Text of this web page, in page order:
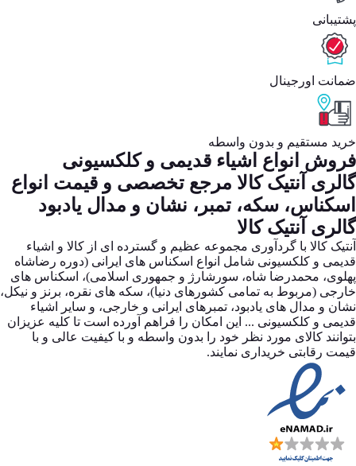
پشتیبانی
ضمانت اورجینال
خرید مستقیم و بدون واسطه
فروش انواع اشیاء قدیمی و کلکسیونی
گالری آنتیک کالا مرجع تخصصی و قیمت انواع
اسکناس، سکه، تمبر، نشان و مدال یادبود
گالری آنتیک کالا
آنتیک کالا با گردآوری مجموعه عظیم و گسترده ای از کالا و اشیاء
قدیمی و کلکسیونی شامل انواع اسکناس های ایرانی (دوره رضاشاه
پهلوی، محمدرضا شاه، سورشارژ و جمهوری اسلامی)، اسکناس های
خارجی (مربوط به تمامی کشورهای دنیا)، سکه های نقره، برنز و نیکل،
نشان و مدال های یادبود، تمبرهای ایرانی و خارجی، و سایر اشیاء
قدیمی و کلکسیونی ... این امکان را فراهم آورده است تا کلیه عزیزان
بتوانند کالای مورد نظر خود را بدون واسطه و با کیفیت عالی و با
قیمت رقابتی خریداری نمایند.